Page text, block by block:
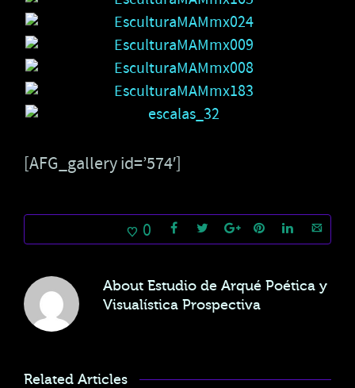
[AFG_gallery id=’574′]
0
About Estudio de Arqué Poética y
Visualística Prospectiva
Related Articles